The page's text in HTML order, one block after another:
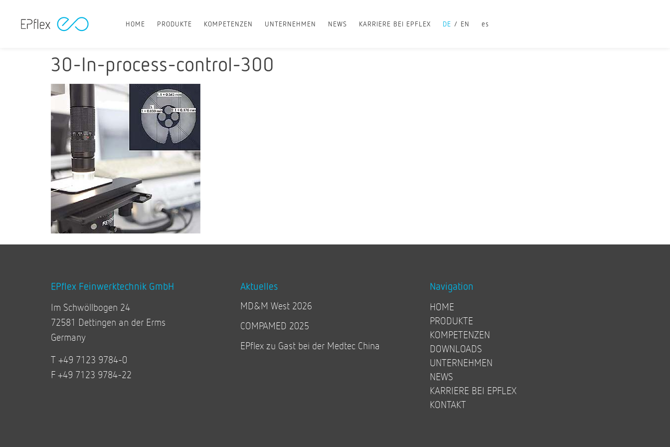
HOME PRODUKTE KOMPETENZEN UNTERNEHMEN NEWS KARRIERE BEI EPFLEX DE EN es
30-In-process-control-300
EPflex Feinwerktechnik GmbH
Im Schwöllbogen 24
72581 Dettingen an der Erms
Germany
T +49 7123 9784-0
F +49 7123 9784-22
Aktuelles
MD&M West 2026
COMPAMED 2025
EPflex zu Gast bei der Medtec China
Navigation
HOME
PRODUKTE
KOMPETENZEN
DOWNLOADS
UNTERNEHMEN
NEWS
KARRIERE BEI EPFLEX
KONTAKT